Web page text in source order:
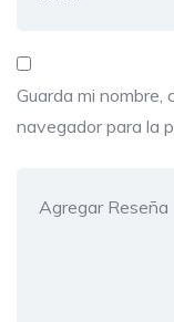
Guarda mi
navegador para la